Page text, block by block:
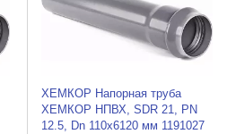
ХЕМКОР Напорная труба
ХЕМКОР НПВХ, SDR 21, PN
12.5, Dn 110x6120 мм 1191027